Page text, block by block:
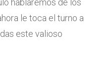
hablaremos de los
le toca el turno a
este valioso